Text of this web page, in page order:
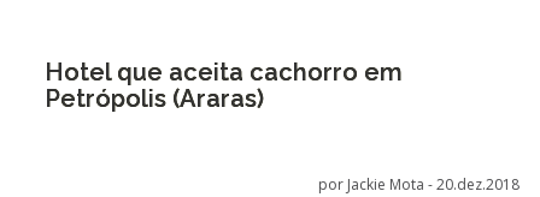
Hotel que aceita cachorro em
Petrópolis (Araras)
por Jackie Mota -20.dez.2018